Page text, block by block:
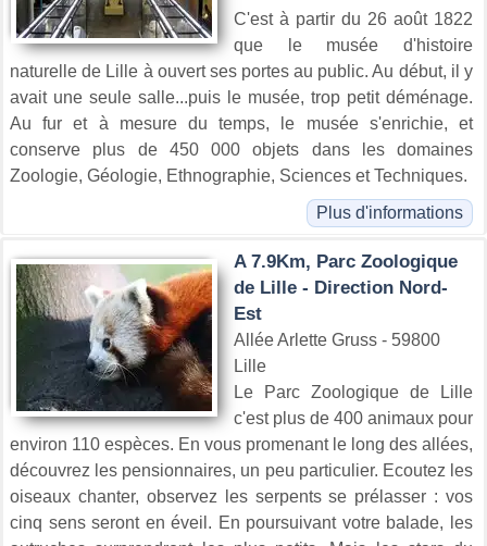
C'est à partir du 26 août 1822
que le musée d'histoire
naturelle de Lille à ouvert ses portes au public. Au début, il y
avait une seule salle...puis le musée, trop petit déménage.
Au fur et à mesure du temps, le musée s'enrichie, et
conserve plus de 450 000 objets dans les domaines
Zoologie, Géologie, Ethnographie, Sciences et Techniques.
Plus d'informations
A 7.9Km, Parc Zoologique
de Lille - Direction Nord-
Est
Allée Arlette Gruss - 59800
Lille
Le Parc Zoologique de Lille
c'est plus de 400 animaux pour
environ 110 espèces. En vous promenant le long des allées,
découvrez les pensionnaires, un peu particulier. Ecoutez les
oiseaux chanter, observez les serpents se prélasser : vos
cinq sens seront en éveil. En poursuivant votre balade, les